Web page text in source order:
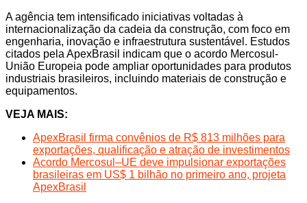
A agência tem intensificado iniciativas voltadas à
internacionalização da cadeia da construção, com foco em
engenharia, inovação e infraestrutura sustentável. Estudos
citados pela ApexBrasil indicam que o acordo Mercosul-
União Europeia pode ampliar oportunidades para produtos
industriais brasileiros, incluindo materiais de construção e
equipamentos.
VEJA MAIS:
ApexBrasil firma convênios de R$ 813 milhões para
exportações, qualificação e atração de investimentos
Acordo Mercosul–UE deve impulsionar exportações
brasileiras em US$ 1 bilhão no primeiro ano, projeta
ApexBrasil